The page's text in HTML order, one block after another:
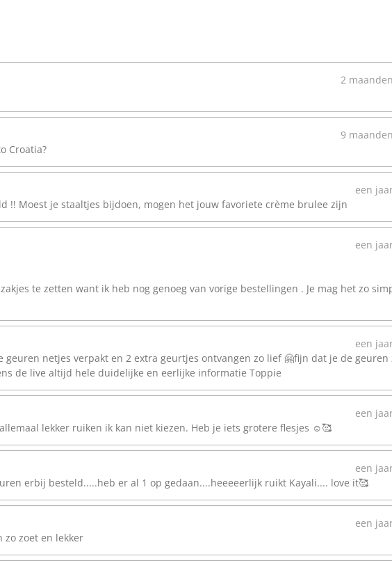
2
9
Croatia?
een
!! Moest je staaltjes bijdoen, mogen het jouw favoriete crème brulee zijn
een
te zetten want ik heb nog genoeg van vorige bestellingen . Je mag het zo
een
netjes verpakt en 2 extra geurtjes ontvangen zo lief 🤗fijn dat je de geuren
de live altijd hele duidelijke en eerlijke informatie Toppie
een
lekker ruiken ik kan niet kiezen. Heb je iets grotere flesjes ☺️🥰
een
erbij besteld.....heb er al 1 op gedaan....heeeeerlijk ruikt Kayali.... love it🥰
een
zo zoet en lekker